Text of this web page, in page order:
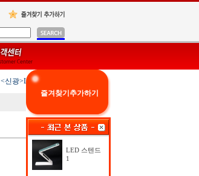
<신광>LED 스텐드1
즐겨찾기추가하기
LED 스텐드
1